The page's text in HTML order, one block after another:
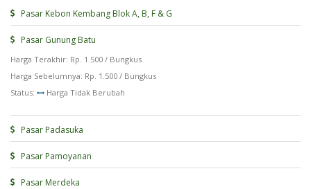
Pasar Kebon Kembang Blok A, B, F & G
Pasar Gunung Batu
Harga Terakhir: Rp. 1.500 / Bungkus
Harga Sebelumnya: Rp. 1.500 / Bungkus
Status:
Harga Tidak Berubah
Pasar Padasuka
Pasar Pamoyanan
Pasar Merdeka